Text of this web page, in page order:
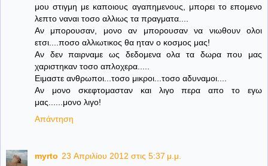
μου στιγμη με καποιους αγαπημενους, μπορει το επομενο
λεπτο ναναι τοσο αλλιως τα πραγματα....
Αν μπορουσαν, μονο αν μπορουσαν να νιωθουν ολοι
ετσι....ποσο αλλιωτικος θα ηταν ο κοσμος μας!
Αν δεν παιρναμε ως δεδομενα ολα τα δωρα που μας
χαριστηκαν τοσο απλοχερα.....
Ειμαστε ανθρωποι...τοσο μικροι...τοσο αδυναμοι....
Αν μονο σκεφτομασταν και λιγο περα απο το εγω
μας......μονο λιγο!
Απάντηση
myrto 23 Απριλίου 2012 στις 5:37 μ.μ.